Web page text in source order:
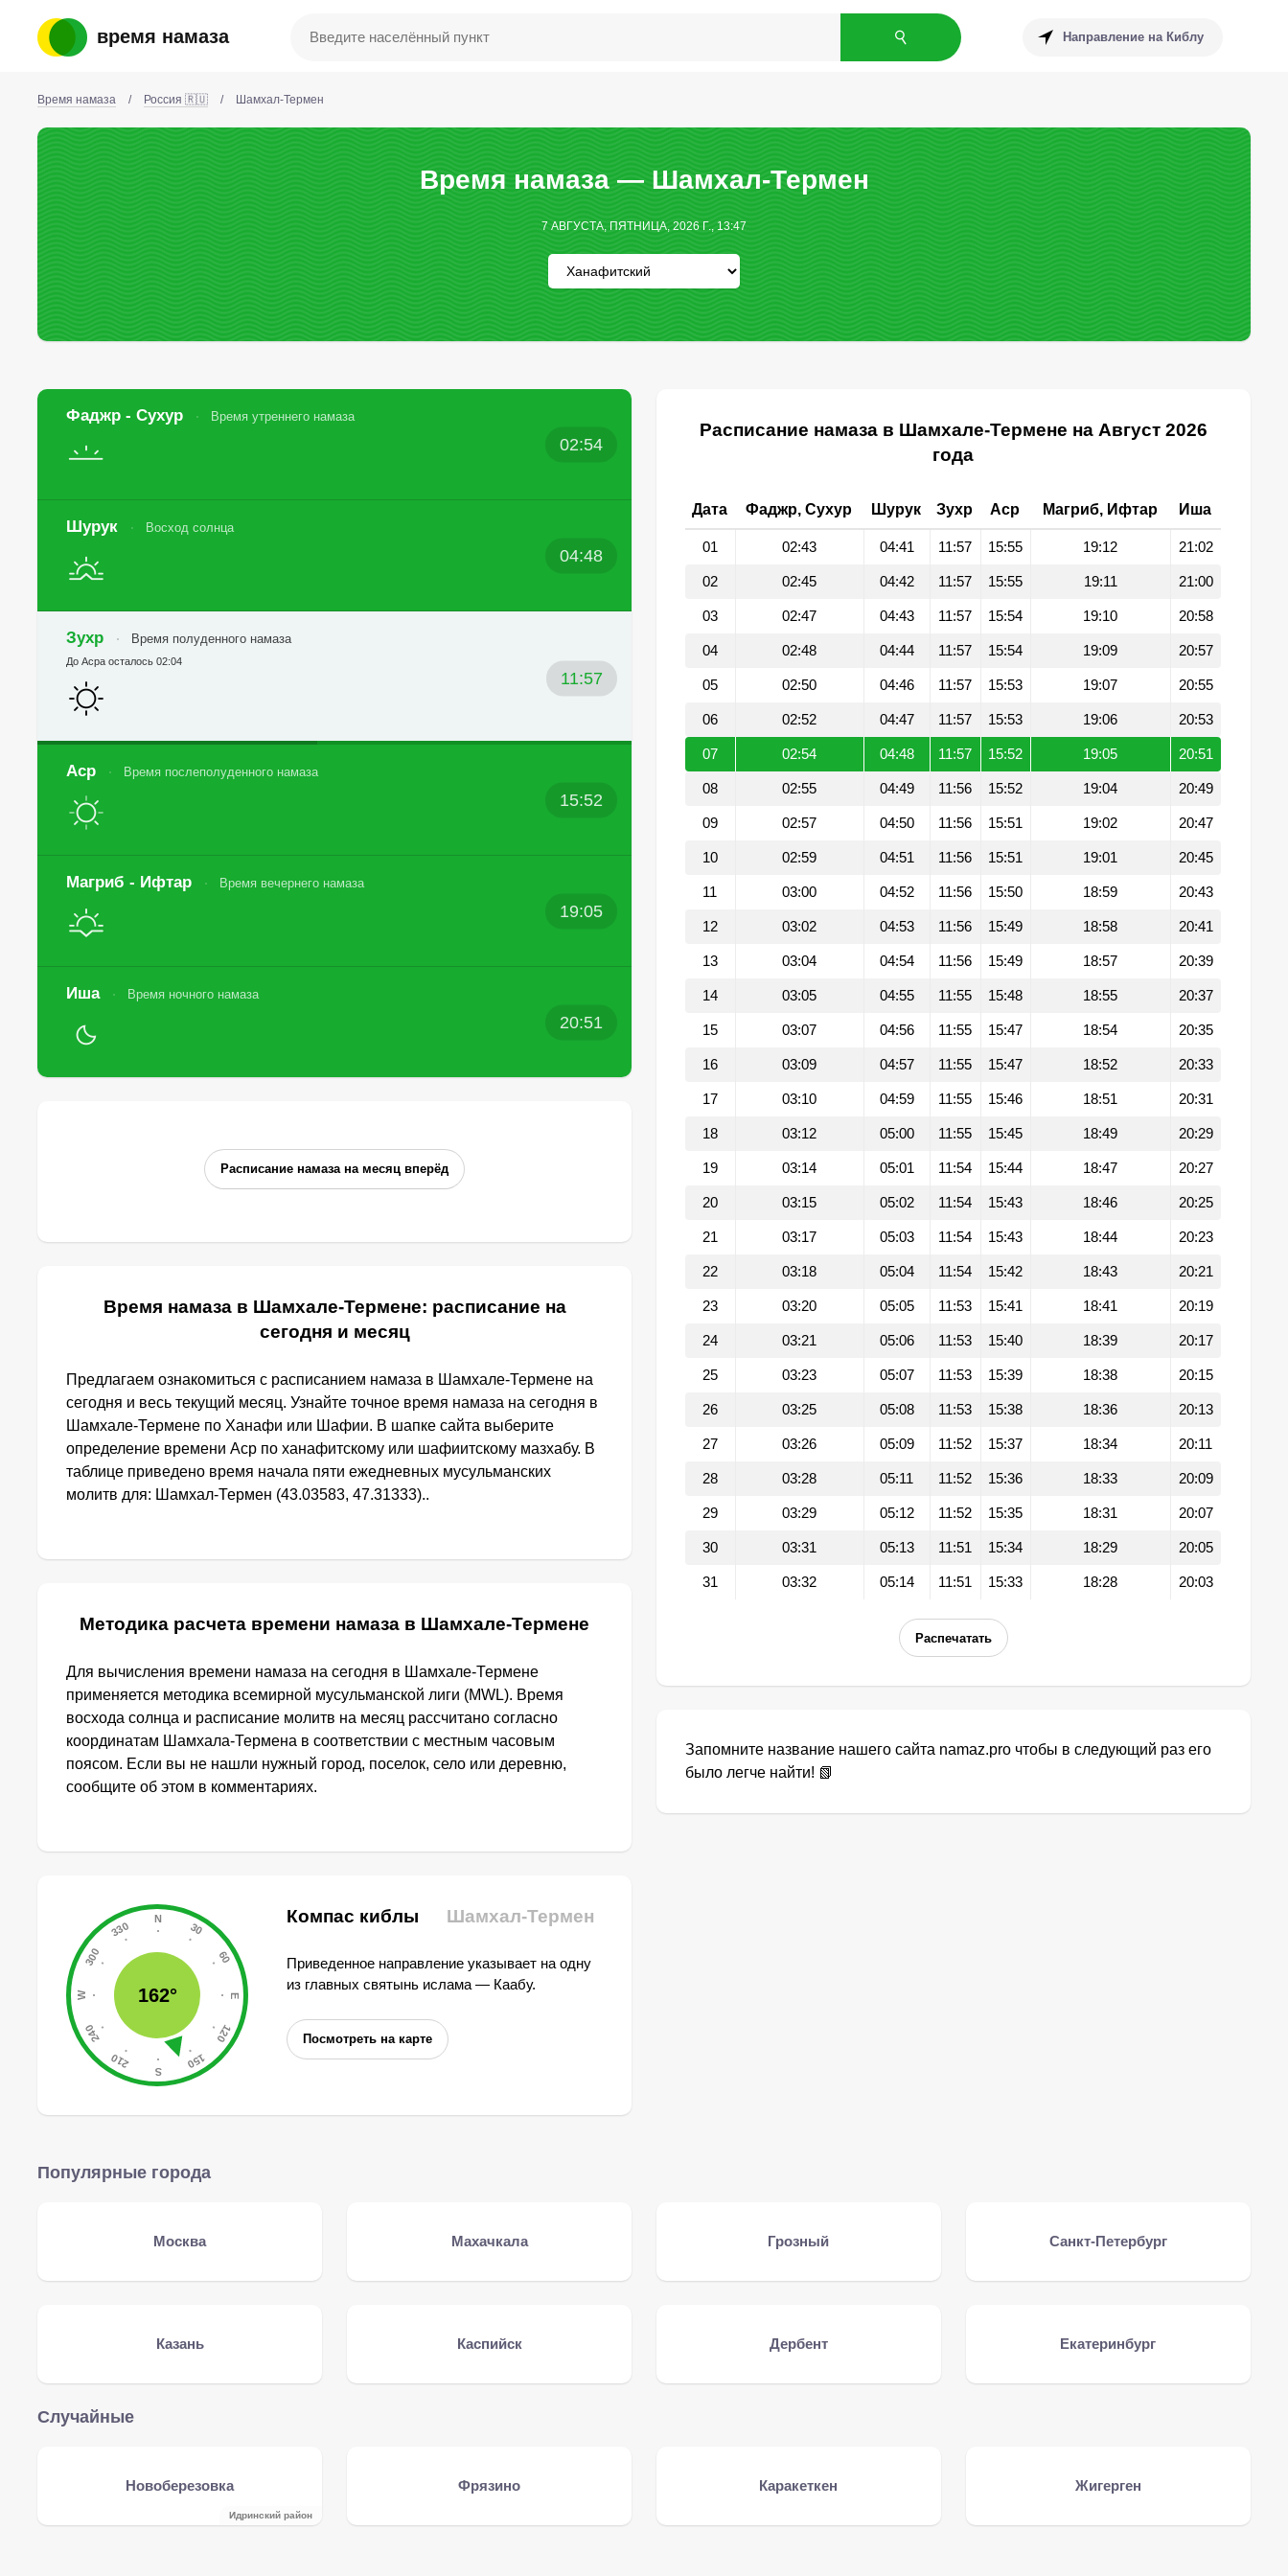
время намаза Направление на Киблу
Время намаза / Россия 🇷🇺 / Шамхал-Термен
Время намаза — Шамхал-Термен
7 АВГУСТА, ПЯТНИЦА, 2026 Г., 13:47
Фаджр - Сухур Время утреннего намаза
02:54
Шурук Восход солнца
04:48
Зухр Время полуденного намаза
11:57
До Асра осталось 02:04
Аср Время послеполуденного намаза
15:52
Магриб - Ифтар Время вечернего намаза
19:05
Иша Время ночного намаза
20:51
Расписание намаза на месяц вперёд
Время намаза в Шамхале-Термене: расписание на
сегодня и месяц
Предлагаем ознакомиться с расписанием намаза в Шамхале-Термене на
сегодня и весь текущий месяц. Узнайте точное время намаза на сегодня в
Шамхале-Термене по Ханафи или Шафии. В шапке сайта выберите
определение времени Аср по ханафитскому или шафиитскому мазхабу. В
таблице приведено время начала пяти ежедневных мусульманских
молитв для: Шамхал-Термен (43.03583, 47.31333)..
Методика расчета времени намаза в Шамхале-Термене
Для вычисления времени намаза на сегодня в Шамхале-Термене
применяется методика всемирной мусульманской лиги (MWL). Время
восхода солнца и расписание молитв на месяц рассчитано согласно
координатам Шамхала-Термена в соответствии с местным часовым
поясом. Если вы не нашли нужный город, поселок, село или деревню,
сообщите об этом в комментариях.
162°
Компас киблы Шамхал-Термен
Приведенное направление указывает на одну
из главных святынь ислама — Каабу.
Посмотреть на карте
Расписание намаза в Шамхале-Термене на Август 2026
года
Дата Фаджр, Сухур Шурук Зухр Аср Магриб, Ифтар Иша
01 02:43 04:41 11:57 15:55 19:12 21:02
02 02:45 04:42 11:57 15:55 19:11 21:00
03 02:47 04:43 11:57 15:54 19:10 20:58
04 02:48 04:44 11:57 15:54 19:09 20:57
05 02:50 04:46 11:57 15:53 19:07 20:55
06 02:52 04:47 11:57 15:53 19:06 20:53
07 02:54 04:48 11:57 15:52 19:05 20:51
08 02:55 04:49 11:56 15:52 19:04 20:49
09 02:57 04:50 11:56 15:51 19:02 20:47
10 02:59 04:51 11:56 15:51 19:01 20:45
11 03:00 04:52 11:56 15:50 18:59 20:43
12 03:02 04:53 11:56 15:49 18:58 20:41
13 03:04 04:54 11:56 15:49 18:57 20:39
14 03:05 04:55 11:55 15:48 18:55 20:37
15 03:07 04:56 11:55 15:47 18:54 20:35
16 03:09 04:57 11:55 15:47 18:52 20:33
17 03:10 04:59 11:55 15:46 18:51 20:31
18 03:12 05:00 11:55 15:45 18:49 20:29
19 03:14 05:01 11:54 15:44 18:47 20:27
20 03:15 05:02 11:54 15:43 18:46 20:25
21 03:17 05:03 11:54 15:43 18:44 20:23
22 03:18 05:04 11:54 15:42 18:43 20:21
23 03:20 05:05 11:53 15:41 18:41 20:19
24 03:21 05:06 11:53 15:40 18:39 20:17
25 03:23 05:07 11:53 15:39 18:38 20:15
26 03:25 05:08 11:53 15:38 18:36 20:13
27 03:26 05:09 11:52 15:37 18:34 20:11
28 03:28 05:11 11:52 15:36 18:33 20:09
29 03:29 05:12 11:52 15:35 18:31 20:07
30 03:31 05:13 11:51 15:34 18:29 20:05
31 03:32 05:14 11:51 15:33 18:28 20:03
Распечатать
Запомните название нашего сайта namaz.pro чтобы в следующий раз его
было легче найти! 📗
Популярные города
Москва Махачкала Грозный Санкт-Петербург
Казань Каспийск Дербент Екатеринбург
Случайные
Новоберезовка
Идринский район
Фрязино Каракеткен Жигерген